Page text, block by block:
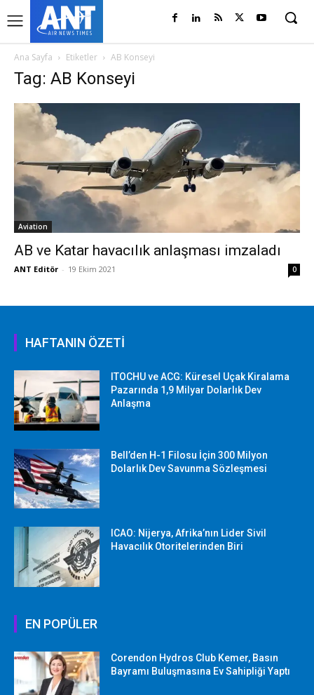
Ana Sayfa Etiketler AB Konseyi
Tag: AB Konseyi
Aviation
AB ve Katar havacılık anlaşması imzaladı
ANT Editör - 19 Ekim 2021 0
HAFTANIN ÖZETİ
ITOCHU ve ACG: Küresel Uçak Kiralama
Pazarında 1,9 Milyar Dolarlık Dev
Anlaşma
Bell’den H-1 Filosu İçin 300 Milyon
Dolarlık Dev Savunma Sözleşmesi
ICAO: Nijerya, Afrika’nın Lider Sivil
Havacılık Otoritelerinden Biri
EN POPÜLER
Corendon Hydros Club Kemer, Basın
Bayramı Buluşmasına Ev Sahipliği Yaptı